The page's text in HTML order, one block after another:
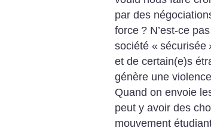
par des
force ? N’est-ce
société « sécurisée
et de certain(e)s
génère une
Quand on envoie
peut y avoir des
mouvement